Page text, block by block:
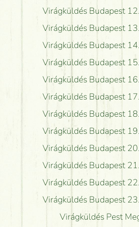
Virágküldés Budapest
Virágküldés Budapest
Virágküldés Budapest
Virágküldés Budapest
Virágküldés Budapest
Virágküldés Budapest
Virágküldés Budapest
Virágküldés Budapest
Virágküldés Budapest
Virágküldés Budapest
Virágküldés Budapest
Virágküldés Budapest
Virágküldés Pest